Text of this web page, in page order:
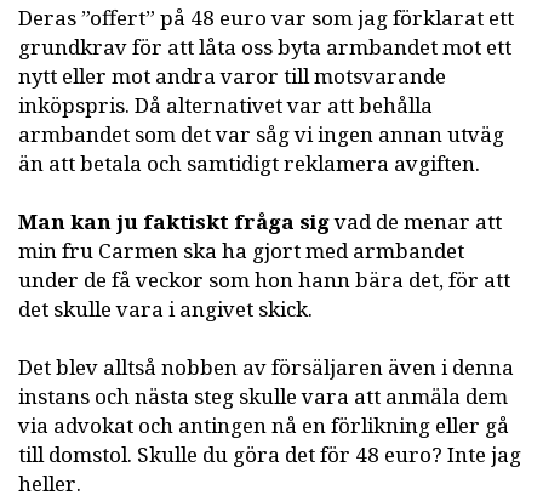
Deras ”offert” på 48 euro var som jag förklarat ett
grundkrav för att låta oss byta armbandet mot ett
nytt eller mot andra varor till motsvarande
inköpspris. Då alternativet var att behålla
armbandet som det var såg vi ingen annan utväg
än att betala och samtidigt reklamera avgiften.
Man kan ju faktiskt fråga sigvad de menar att
min fru Carmen ska ha gjort med armbandet
under de få veckor som hon hann bära det, för att
det skulle vara i angivet skick.
Det blev alltså nobben av försäljaren även i denna
instans och nästa steg skulle vara att anmäla dem
via advokat och antingen nå en förlikning eller gå
till domstol. Skulle du göra det för 48 euro? Inte jag
heller.